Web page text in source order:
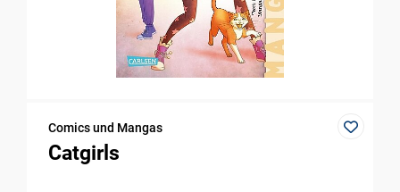
Comics und Mangas
Catgirls